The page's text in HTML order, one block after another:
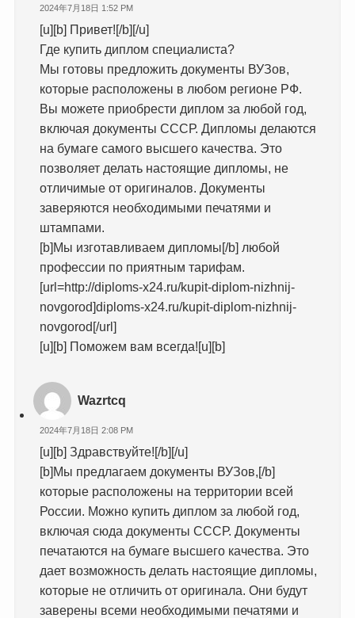
2024年7月18日 1:52 PM
[u][b] Привет![/b][/u]
Где купить диплом специалиста?
Мы готовы предложить документы ВУЗов,
которые расположены в любом регионе РФ.
Вы можете приобрести диплом за любой год,
включая документы СССР. Дипломы делаются
на бумаге самого высшего качества. Это
позволяет делать настоящие дипломы, не
отличимые от оригиналов. Документы
заверяются необходимыми печатями и
штампами.
[b]Мы изготавливаем дипломы[/b] любой
профессии по приятным тарифам.
[url=http://diploms-x24.ru/kupit-diplom-nizhnij-
novgorod]diploms-x24.ru/kupit-diplom-nizhnij-
novgorod[/url]
[u][b] Поможем вам всегда![u][b]
Wazrtcq
2024年7月18日 2:08 PM
[u][b] Здравствуйте![/b][/u]
[b]Мы предлагаем документы ВУЗов,[/b]
которые расположены на территории всей
России. Можно купить диплом за любой год,
включая сюда документы СССР. Документы
печатаются на бумаге высшего качества. Это
дает возможность делать настоящие дипломы,
которые не отличить от оригинала. Они будут
заверены всеми необходимыми печатями и